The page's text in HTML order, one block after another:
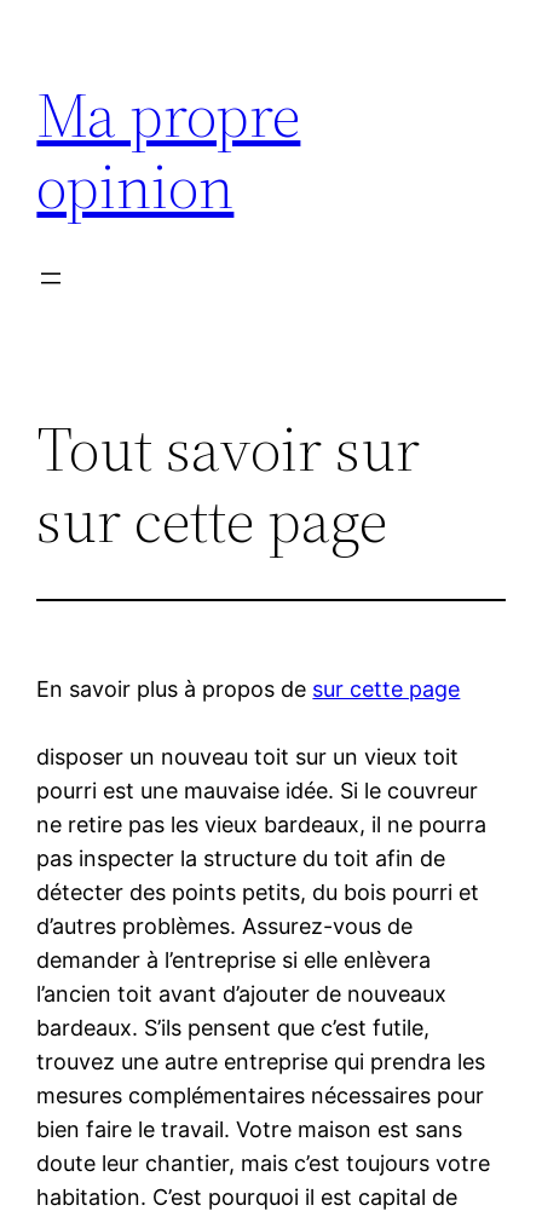
contenu
Ma propre
opinion
Tout savoir sur
sur cette page
En savoir plus à propos de sur cette page
disposer un nouveau toit sur un vieux toit
pourri est une mauvaise idée. Si le couvreur
ne retire pas les vieux bardeaux, il ne pourra
pas inspecter la structure du toit afin de
détecter des points petits, du bois pourri et
d’autres problèmes. Assurez-vous de
demander à l’entreprise si elle enlèvera
l’ancien toit avant d’ajouter de nouveaux
bardeaux. S’ils pensent que c’est futile,
trouvez une autre entreprise qui prendra les
mesures complémentaires nécessaires pour
bien faire le travail. Votre maison est sans
doute leur chantier, mais c’est toujours votre
habitation. C’est pourquoi il est capital de